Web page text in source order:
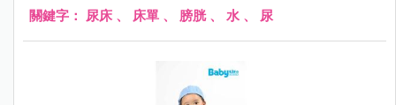
關鍵字： 尿床 、 床單 、 膀胱、 水 、 尿